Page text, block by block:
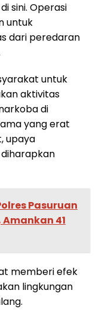
sini. Operasi
untuk
dari peredaran
untuk
aktivitas
di
yang erat
upaya
Pasuruan
41
memberi efek
lingkungan